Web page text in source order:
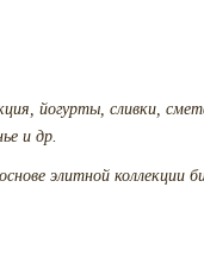
йогурты, сливки,
и др.
элитной коллекции